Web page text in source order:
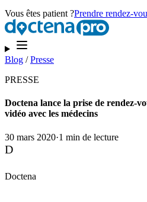
Vous êtes patient ?Prendre rendez-
Blog /Presse
PRESSE
Doctena lance la prise de rendez-
vidéo avec les médecins
30 mars 2020·1 min de lecture
D
Doctena